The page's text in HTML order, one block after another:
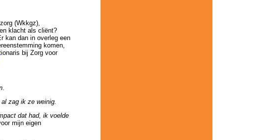
(Wkkgz),
klacht als cliënt?
kan dan in overleg een
komen,
bij Zorg voor
.
zag ik ze weinig.
dat had, ik voelde
mijn eigen